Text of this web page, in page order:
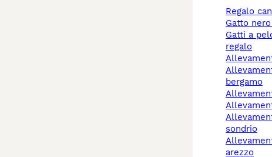
regalo
gatto
gatti a pelo lungo
regalo
allevamento cani
bergamo
allevamento cani
sondrio
allevamento cani
arezzo